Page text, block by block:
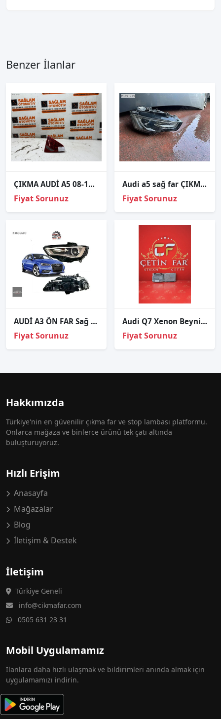
Benzer İlanlar
ÇIKMA AUDİ A5 08-11 SOL BAGAJ İÇİ STOP 8T0945093A
Fiyat Sorunuz
Audi a5 sağ far ÇIKMA ORJİNAL
Fiyat Sorunuz
AUDİ A3 ÖN FAR Sağ Sol BEYİNLERİ ÜSTÜNDE 2013-2016 / Adet Fiyat
Fiyat Sorunuz
Audi Q7 Xenon Beyni Sıfır Ithal
Fiyat Sorunuz
Hakkımızda
Türkiye'nin en güvenilir çıkma far ve stop lambası platformu.
Onlarca mağaza ve binlerce ürünü tek çatı altında
buluşturuyoruz.
Hızlı Erişim
Anasayfa
Mağazalar
Blog
İletişim & Destek
İletişim
Türkiye Geneli
info@cikmafar.com
0505 631 23 31
Mobil Uygulamamız
İlanlara daha hızlı ulaşmak ve bildirimleri anında almak için
uygulamamızı indirin.